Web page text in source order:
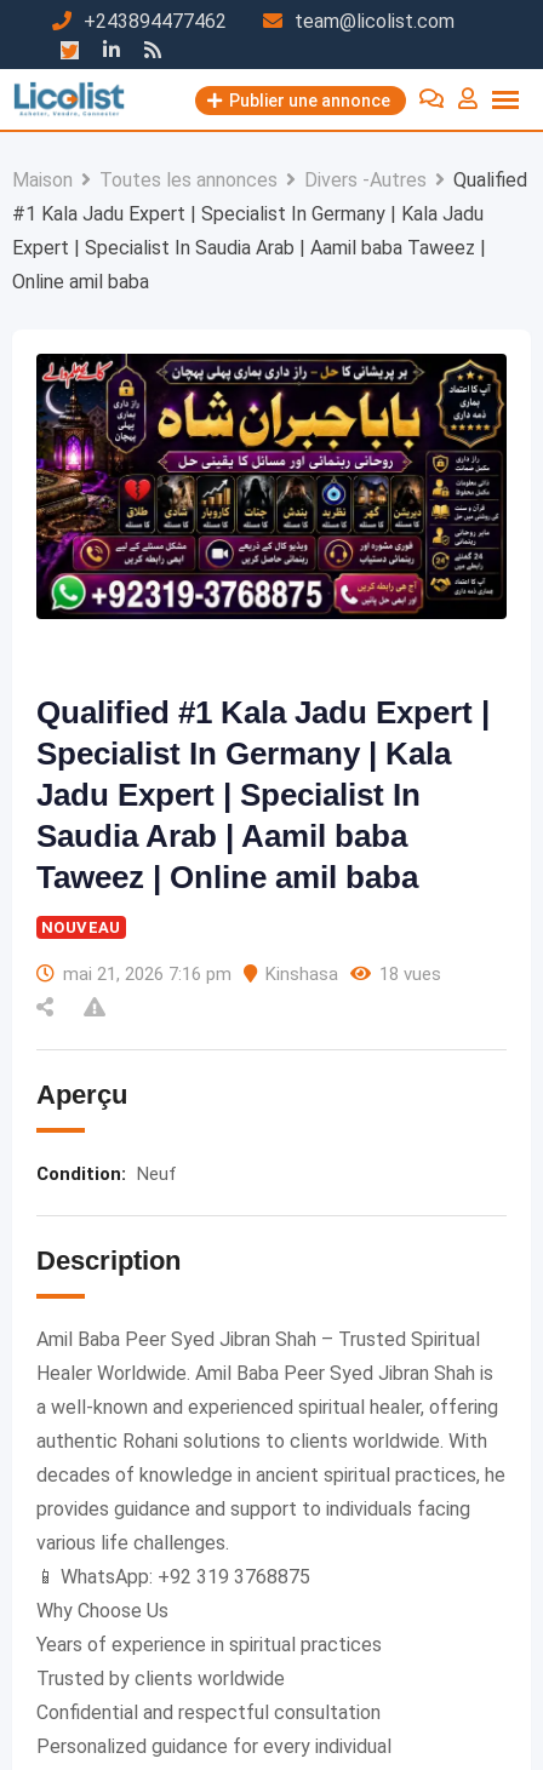
contenu
+243894477462 team@licolist.com
Publier une annonce
Maison Toutes les annonces Divers -Autres
Qualified
#1 Kala Jadu Expert | Specialist In Germany | Kala Jadu
Expert | Specialist In Saudia Arab | Aamil baba Taweez |
Online amil baba
Qualified #1 Kala Jadu Expert |
Specialist In Germany | Kala
Jadu Expert | Specialist In
Saudia Arab | Aamil baba
Taweez | Online amil baba
NOUVEAU
mai 21, 2026 7:16 pm Kinshasa 18 vues
Aperçu
Condition: Neuf
Description
Amil Baba Peer Syed Jibran Shah – Trusted Spiritual
Healer Worldwide. Amil Baba Peer Syed Jibran Shah is
a well-known and experienced spiritual healer, offering
authentic Rohani solutions to clients worldwide. With
decades of knowledge in ancient spiritual practices, he
provides guidance and support to individuals facing
various life challenges.
📱 WhatsApp: +92 319 3768875
Why Choose Us
Years of experience in spiritual practices
Trusted by clients worldwide
Confidential and respectful consultation
Personalized guidance for every individual